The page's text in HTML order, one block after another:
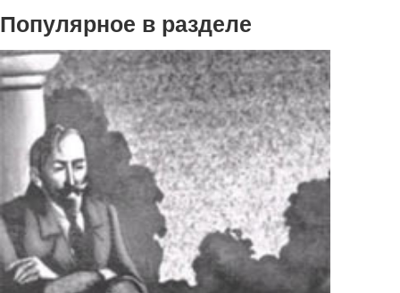
Популярное в разделе